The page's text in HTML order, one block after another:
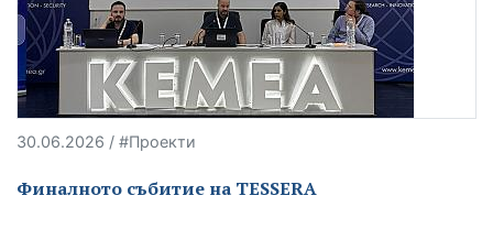
30.06.2026 / #Проекти
Финалното събитие на TESSERA